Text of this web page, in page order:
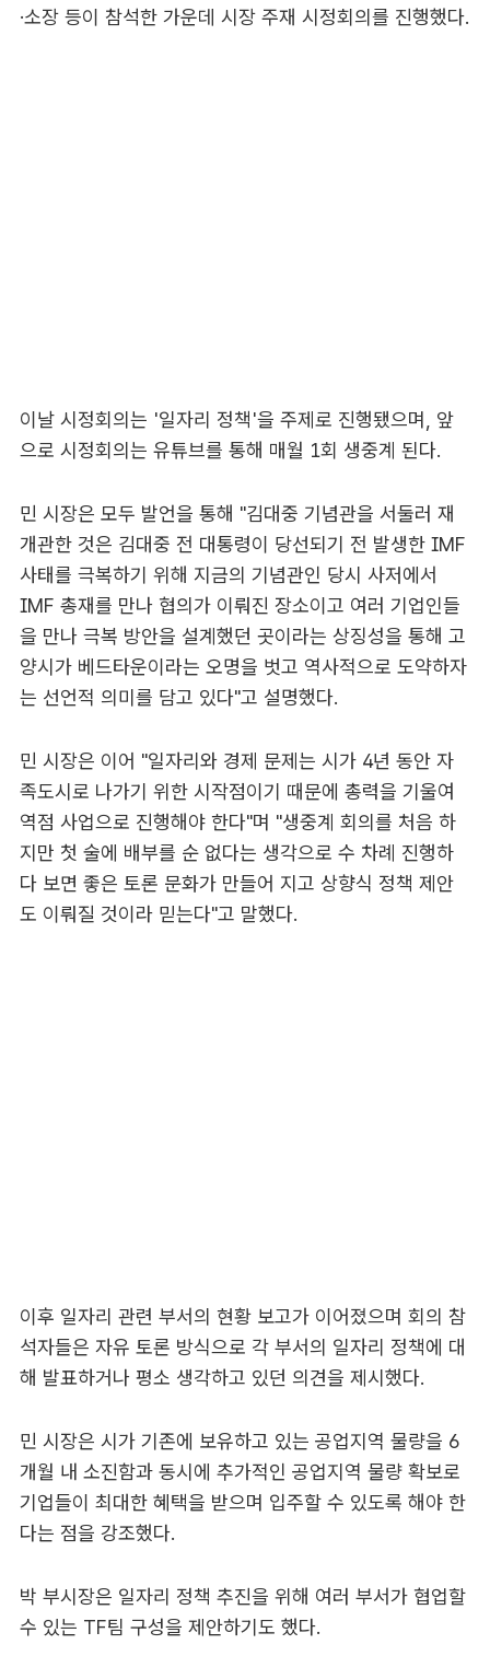
·소장 등이 참석한 가운데 시장 주재 시정회의를 진행했다.
이날 시정회의는 '일자리 정책'을 주제로 진행됐으며, 앞
으로 시정회의는 유튜브를 통해 매월 1회 생중계 된다.
민 시장은 모두 발언을 통해 "김대중 기념관을 서둘러 재
개관한 것은 김대중 전 대통령이 당선되기 전 발생한 IMF
사태를 극복하기 위해 지금의 기념관인 당시 사저에서
IMF 총재를 만나 협의가 이뤄진 장소이고 여러 기업인들
을 만나 극복 방안을 설계했던 곳이라는 상징성을 통해 고
양시가 베드타운이라는 오명을 벗고 역사적으로 도약하자
는 선언적 의미를 담고 있다"고 설명했다.
민 시장은 이어 "일자리와 경제 문제는 시가 4년 동안 자
족도시로 나가기 위한 시작점이기 때문에 총력을 기울여
역점 사업으로 진행해야 한다"며 "생중계 회의를 처음 하
지만 첫 술에 배부를 순 없다는 생각으로 수 차례 진행하
다 보면 좋은 토론 문화가 만들어 지고 상향식 정책 제안
도 이뤄질 것이라 믿는다"고 말했다.
이후 일자리 관련 부서의 현황 보고가 이어졌으며 회의 참
석자들은 자유 토론 방식으로 각 부서의 일자리 정책에 대
해 발표하거나 평소 생각하고 있던 의견을 제시했다.
민 시장은 시가 기존에 보유하고 있는 공업지역 물량을 6
개월 내 소진함과 동시에 추가적인 공업지역 물량 확보로
기업들이 최대한 혜택을 받으며 입주할 수 있도록 해야 한
다는 점을 강조했다.
박 부시장은 일자리 정책 추진을 위해 여러 부서가 협업할
수 있는 TF팀 구성을 제안하기도 했다.